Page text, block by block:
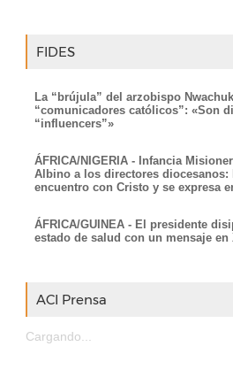
FIDES
La “brújula” del arzobispo
“comunicadores católicos”: «Son
“influencers”»
ÁFRICA/NIGERIA - Infancia
Albino a los directores diocesanos:
encuentro con Cristo y se expresa
ÁFRICA/GUINEA - El presidente
estado de salud con un mensaje en
ACI Prensa
Cargando...